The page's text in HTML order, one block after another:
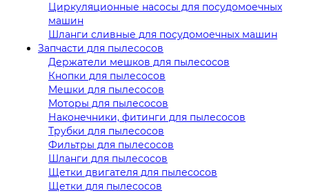
Циркуляционные насосы для посудомоечных
машин
Шланги сливные для посудомоечных машин
Запчасти для пылесосов
Держатели мешков для пылесосов
Кнопки для пылесосов
Мешки для пылесосов
Моторы для пылесосов
Наконечники, фитинги для пылесосов
Трубки для пылесосов
Фильтры для пылесосов
Шланги для пылесосов
Щетки двигателя для пылесосов
Щетки для пылесосов